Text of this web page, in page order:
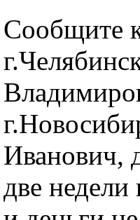
Сообщите
Иванович,
две недели